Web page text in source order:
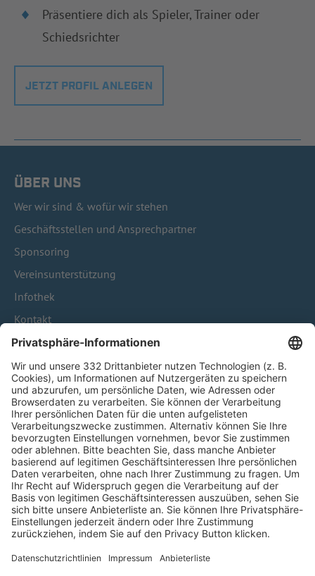
Präsentiere dich als Spieler, Trainer oder
Schiedsrichter
JETZT PROFIL ANLEGEN
ÜBER UNS
Wer wir sind & wofür wir stehen
Geschäftsstellen und Ansprechpartner
Sponsoring
Vereinsunterstützung
Infothek
Kontakt
HÄUFIG BESUCHTE SEITEN
Pässe und Vereinswechsel
Trainerausbildung
Schulungsangebot Vereinsmitarbeiter
BFV-Geschäftsstellen
Trainerbörse
Login SpielPlus
FOLGE DEM BFV